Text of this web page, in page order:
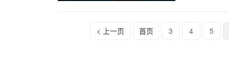
< 上一页 3 4 5
首页